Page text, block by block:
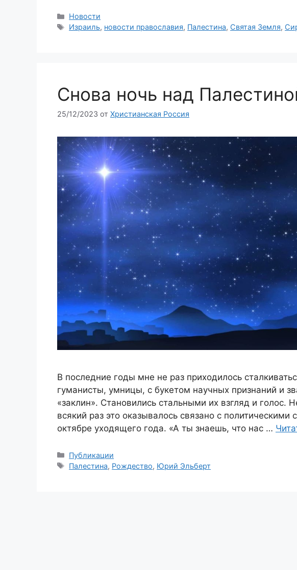
Рубрики
Новости
Метки
Израиль, новости православия, Палестина, Святая Земля,
Снова ночь над
25/12/2023 от Христианская Россия
В последние годы мне не раз приходилось
гуманисты, умницы, с букетом научных признаний и
«заклин». Становились стальными их взгляд и голос.
всякий раз это оказывалось связано с
октябре уходящего года. «А ты знаешь, что нас …
Рубрики
Публикации
Метки
Палестина, Рождество, Юрий Эльберт